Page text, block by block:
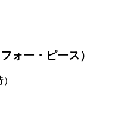
ォー・ピース）